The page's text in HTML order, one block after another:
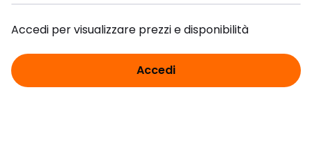
Accedi per visualizzare prezzi e disponibilità
Accedi